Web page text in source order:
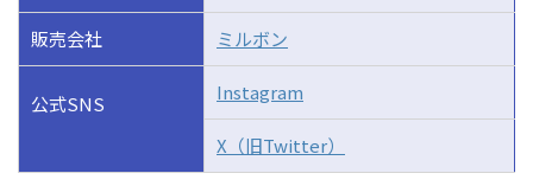
販売会社 ミルボン
公式SNS Instagram
X（旧Twitter）